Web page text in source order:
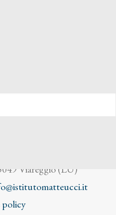
Viareggio (LU)
policy